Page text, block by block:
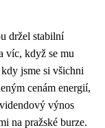
držel stabilní
víc, když se mu
jsme si všichni
cenám energií,
výnos
na pražské burze.